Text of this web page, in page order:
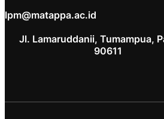
lpm@matappa.ac.id
Jl. Lamaruddanii, Tumampua,
90611